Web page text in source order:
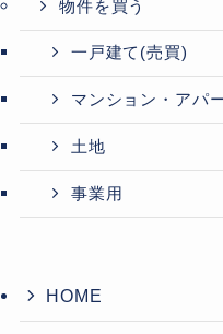
物件を買う
一戸建て(売買)
マンション・アパ
土地
事業用
HOME